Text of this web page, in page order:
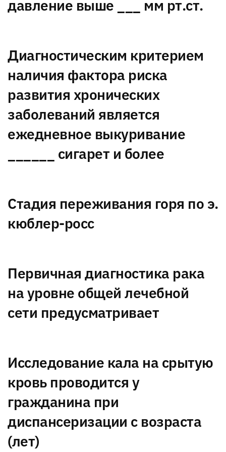
давление выше ___ мм рт.ст.
Диагностическим критерием
наличия фактора риска
развития хронических
заболеваний является
ежедневное выкуривание
______ сигарет и более
Стадия переживания горя по э.
кюблер-росс
Первичная диагностика рака
на уровне общей лечебной
сети предусматривает
Исследование кала на срытую
кровь проводится у
гражданина при
диспансеризации с возраста
(лет)